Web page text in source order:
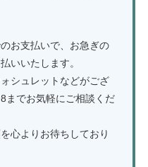
お支払いで、お急ぎの
いいたします。
シュレットなどがござ
までお気軽にご相談くだ
心よりお待ちしており